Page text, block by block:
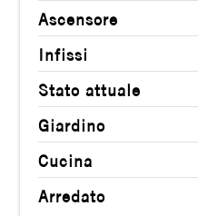
Ascensore
Infissi
Stato attuale
Giardino
Cucina
Arredato